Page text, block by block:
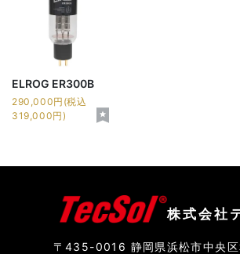
ELROG ER300B
290,000円(税込
319,000円)
株式会社
〒435-0016 静岡県浜松市中央